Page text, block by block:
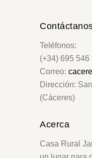
Teléfonos:
(+34) 695
Correo:
Dirección:
(Cáceres)
Acerca
Casa Rural